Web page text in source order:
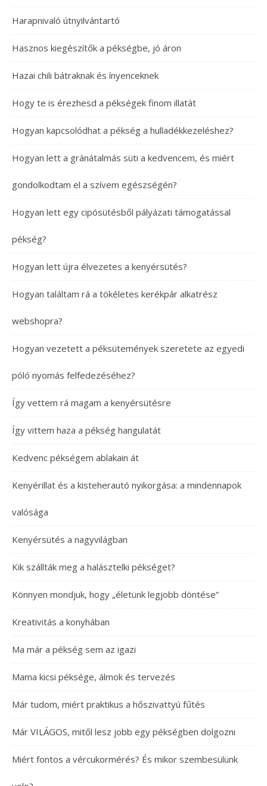
Harapnivaló útnyilvántartó
Hasznos kiegészítők a pékségbe, jó áron
Hazai chili bátraknak és ínyenceknek
Hogy te is érezhesd a pékségek finom illatát
Hogyan kapcsolódhat a pékség a hulladékkezeléshez?
Hogyan lett a gránátalmás süti a kedvencem, és miért
gondolkodtam el a szívem egészségén?
Hogyan lett egy cipósütésből pályázati támogatással
pékség?
Hogyan lett újra élvezetes a kenyérsütés?
Hogyan találtam rá a tökéletes kerékpár alkatrész
webshopra?
Hogyan vezetett a péksütemények szeretete az egyedi
póló nyomás felfedezéséhez?
Így vettem rá magam a kenyérsütésre
Így vittem haza a pékség hangulatát
Kedvenc pékségem ablakain át
Kenyérillat és a kisteherautó nyikorgása: a mindennapok
valósága
Kenyérsütés a nagyvilágban
Kik szállták meg a halásztelki pékséget?
Könnyen mondjuk, hogy „életünk legjobb döntése”
Kreativitás a konyhában
Ma már a pékség sem az igazi
Mama kicsi péksége, álmok és tervezés
Már tudom, miért praktikus a hőszivattyú fűtés
Már VILÁGOS, mitől lesz jobb egy pékségben dolgozni
Miért fontos a vércukormérés? És mikor szembesülünk